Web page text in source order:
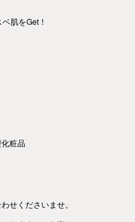
肌をGet！
粧品
せくださいませ。